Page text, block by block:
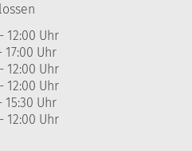
12:00 Uhr
17:00 Uhr
12:00 Uhr
12:00 Uhr
15:30 Uhr
12:00 Uhr